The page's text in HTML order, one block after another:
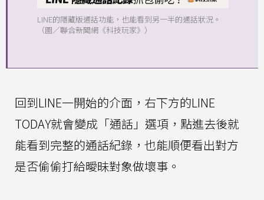
LINE的隱藏版通話功能，也能看到另一半的通話狀況。
（圖／聯合新聞網《科技玩家》）
回到LINE一開始的介面，右下方的LINE
TODAY就會變成「通話」選項，點進去後就
能看到完整的通話紀錄，也能順便看出對方
是否偷偷打給曖昧對象做壞事。